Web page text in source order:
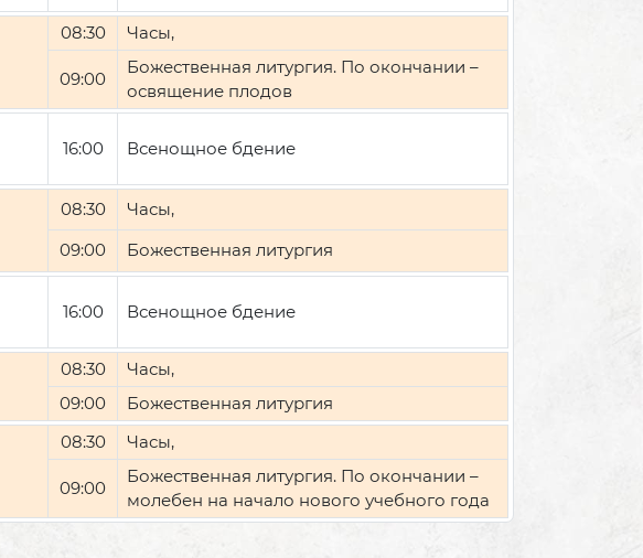
08:30 Часы,
09:00
Божественная литургия. По окончании –
освящение плодов
16:00 Всенощное бдение
08:30
Часы,
09:00
Божественная литургия
16:00 Всенощное бдение
08:30
Часы,
09:00
Божественная литургия
08:30 Часы,
09:00
Божественная литургия. По окончании –
молебен на начало нового учебного года